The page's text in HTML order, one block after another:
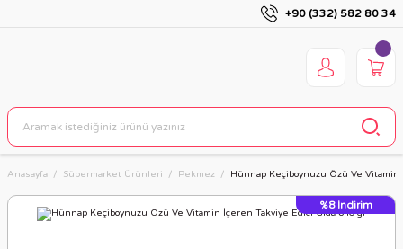
+90 (332) 582 80 34
Anasayfa Süpermarket Ürünleri Pekmez Hünnap Keçiboynuzu Özü Ve Vitamin
%8 İndirim